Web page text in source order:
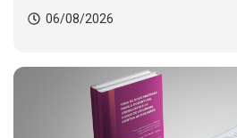
06/08/2026